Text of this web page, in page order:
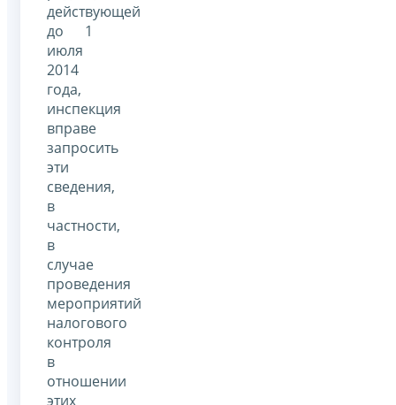
действующей
до 1
июля
2014
года,
инспекция
вправе
запросить
эти
сведения,
в
частности,
в
случае
проведения
мероприятий
налогового
контроля
в
отношении
этих